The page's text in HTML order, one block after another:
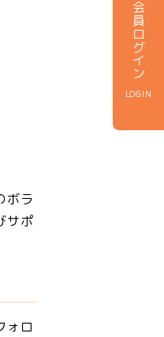
会員ログイン
LOGIN
ボラ
サポ
ォロ